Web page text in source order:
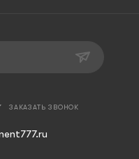
ЗАКАЗАТЬ ЗВОНОК